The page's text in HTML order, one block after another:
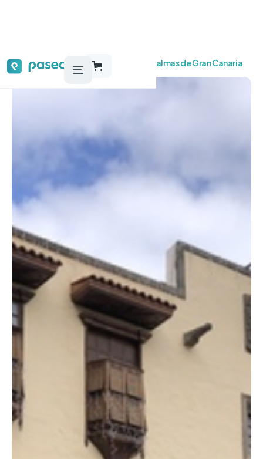
Audioguías, tours y actividades Las Palmas de Gran Canaria